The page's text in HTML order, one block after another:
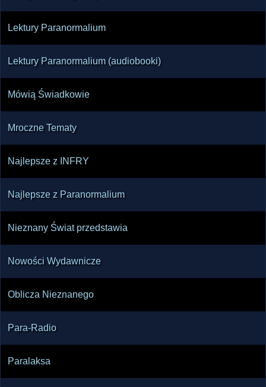
Lektury Paranormalium
Lektury Paranormalium (audiobooki)
Mówią Świadkowie
Mroczne Tematy
Najlepsze z INFRY
Najlepsze z Paranormalium
Nieznany Świat przedstawia
Nowości Wydawnicze
Oblicza Nieznanego
Para-Radio
Paralaksa